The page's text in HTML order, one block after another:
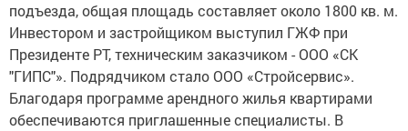
подъезда, общая площадь составляет около 1800 кв. м.
Инвестором и застройщиком выступил ГЖФ при
Президенте РТ, техническим заказчиком - ООО «СК
"ГИПС"». Подрядчиком стало ООО «Стройсервис».
Благодаря программе арендного жилья квартирами
обеспечиваются приглашенные специалисты. В